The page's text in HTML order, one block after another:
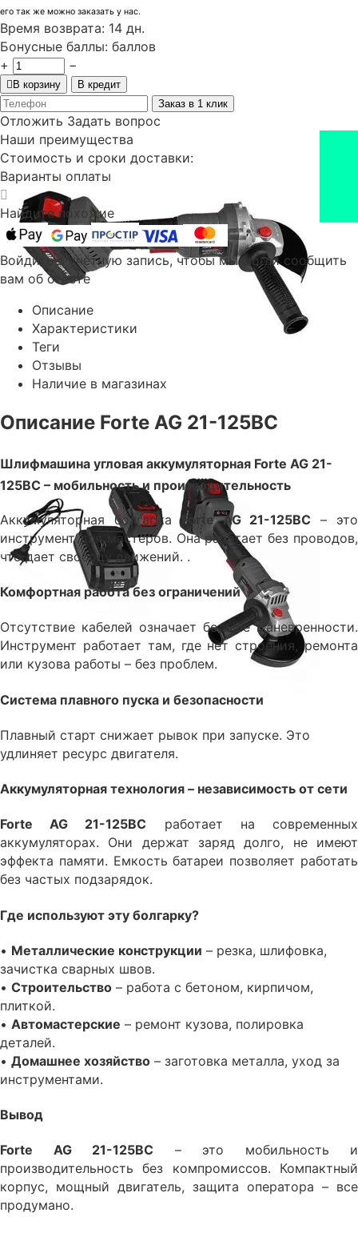
его так же можно заказать у нас.
Время возврата: 14 дн.
Бонусные баллы: баллов
+
−
В корзину
В кредит
Заказ в 1 клик
Отложить Задать вопрос
Наши преимущества
Стоимость и сроки доставки:
Варианты оплаты
Найдите похожие
Войдите в учётную запись, чтобы мы могли сообщить
вам об ответе
Описание
Характеристики
Теги
Отзывы
Наличие в магазинах
Описание Forte AG 21-125ВС
Шлифмашина угловая аккумуляторная Forte AG 21-
125ВС – мобильность и производительность
Аккумуляторная болгаркаForte AG 21-125ВС – это
инструмент для мастеров. Она работает без проводов,
что дает свободу движений. .
Комфортная работа без ограничений
Отсутствие кабелей означает больше маневренности.
Инструмент работает там, где нет строения, ремонта
или кузова работы – без проблем.
Система плавного пуска и безопасности
Плавный старт снижает рывок при запуске. Это
удлиняет ресурс двигателя.
Аккумуляторная технология – независимость от сети
Forte AG 21-125ВС работает на современных
аккумуляторах. Они держат заряд долго, не имеют
эффекта памяти. Емкость батареи позволяет работать
без частых подзарядок.
Где используют эту болгарку?
• Металлические конструкции – резка, шлифовка,
зачистка сварных швов.
• Строительство – работа с бетоном, кирпичом,
плиткой.
• Автомастерские – ремонт кузова, полировка
деталей.
• Домашнее хозяйство – заготовка металла, уход за
инструментами.
Вывод
Forte AG 21-125ВС – это мобильность и
производительность без компромиссов. Компактный
корпус, мощный двигатель, защита оператора – все
продумано.